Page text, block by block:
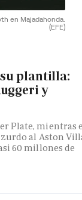
en Majadahonda.
(EFE)
su plantilla:
y
Plate, mientras
al Aston
60 millones de